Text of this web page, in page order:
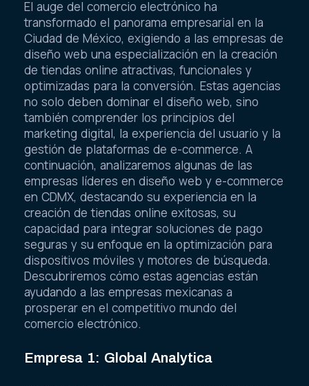
El auge del comercio electrónico ha
transformado el panorama empresarial en la
Ciudad de México, exigiendo a las empresas de
diseño web una especialización en la creación
de tiendas online atractivas, funcionales y
optimizadas para la conversión. Estas agencias
no solo deben dominar el diseño web, sino
también comprender los principios del
marketing digital, la experiencia del usuario y la
gestión de plataformas de e-commerce. A
continuación, analizaremos algunas de las
empresas líderes en diseño web y e-commerce
en CDMX, destacando su experiencia en la
creación de tiendas online exitosas, su
capacidad para integrar soluciones de pago
seguras y su enfoque en la optimización para
dispositivos móviles y motores de búsqueda.
Descubriremos cómo estas agencias están
ayudando a las empresas mexicanas a
prosperar en el competitivo mundo del
comercio electrónico.
Empresa 1: Global Analytica